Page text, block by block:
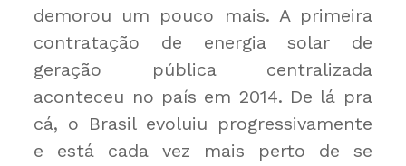
demorou um pouco mais. A primeira
contratação de energia solar de
geração pública centralizada
aconteceu no país em 2014. De lá pra
cá, o Brasil evoluiu progressivamente
e está cada vez mais perto de se